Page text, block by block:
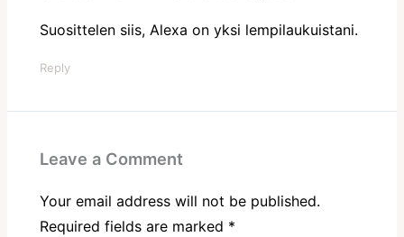
Suosittelen siis, Alexa on yksi lempilaukuistani.
Reply
Leave a Comment
Your email address will not be published.
Required fields are marked *